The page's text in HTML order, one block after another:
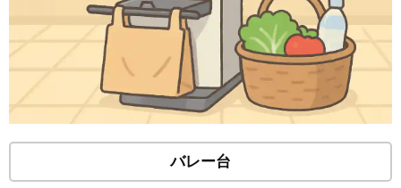
バレー台